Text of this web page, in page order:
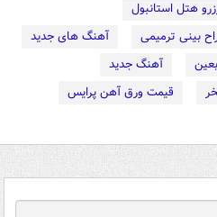
هتل استانبول
بینی ترمیمی
آهنگ های جدید
آهنگ جدید
قیمت ورق آهن پرایس